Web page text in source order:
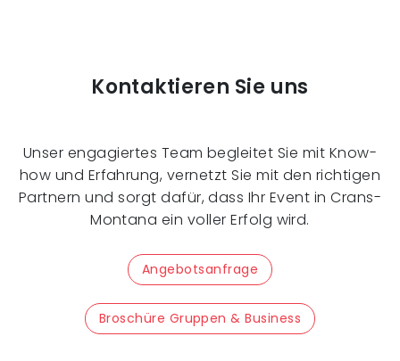
Kontaktieren Sie uns
Unser engagiertes Team begleitet Sie mit Know-
how und Erfahrung, vernetzt Sie mit den richtigen
Partnern und sorgt dafür, dass Ihr Event in Crans-
Montana ein voller Erfolg wird.
Angebotsanfrage
Broschüre Gruppen & Business